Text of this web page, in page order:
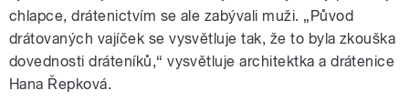
chlapce, drátenictvím se ale zabývali muži. „Původ
drátovaných vajíček se vysvětluje tak, že to byla zkouška
dovednosti dráteníků,“ vysvětluje architektka a drátenice
Hana Řepková.